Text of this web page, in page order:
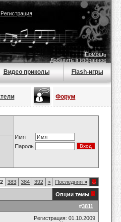
Регистрация
Помощь
Добавить в избранное
Видео приколы Flash-игры
Форум
Имя
Пароль
383 384 392 > Последняя »
Опции темы
#3811
Регистрация: 01.10.2009